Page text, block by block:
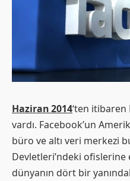
Haziran 2014‘ten itibaren
vardı. Facebook’un
büro ve altı veri merkezi
Devletleri’ndeki ofislerine
dünyanın dört bir